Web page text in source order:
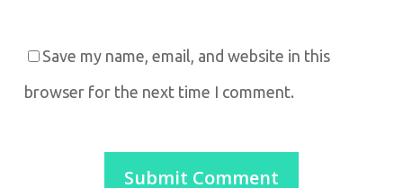
Save my name, email, and website in this
browser for the next time I comment.